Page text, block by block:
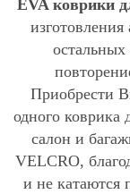
EVA коврики
Приобрести
одного коврика
салон и
VELCRO,
и не катаются